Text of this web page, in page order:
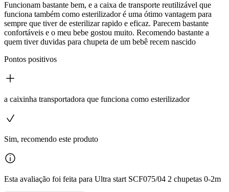
Funcionam bastante bem, e a caixa de transporte reutilizável que
funciona também como esterilizador é uma ótimo vantagem para
sempre que tiver de esterilizar rapido e eficaz. Parecem bastante
confortáveis e o meu bebe gostou muito. Recomendo bastante a
quem tiver duvidas para chupeta de um bebê recem nascido
Pontos positivos
a caixinha transportadora que funciona como esterilizador
Sim, recomendo este produto
Esta avaliação foi feita para Ultra start SCF075/04 2 chupetas 0-2m